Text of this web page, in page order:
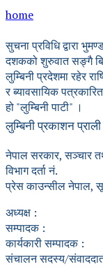
home
सुचना प्रविधि द्वारा
दशकको शुरुवात सङ्गै
लुम्बिनी प्रदेशमा रहेर
र ब्यावसायिक
हो "लुम्बिनी पाटी" ।
लुम्बिनी प्रकाशन प्राली
नेपाल सरकार, सञ्चार
विभाग दर्ता नं.
प्रेस काउन्सील नेपाल,
अध्यक्ष :
सम्पादक :
कार्यकारी सम्पादक :
संचालन सदस्य/